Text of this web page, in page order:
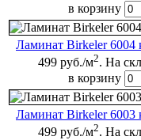
в корзину
Ламинат Birkeler 6004
499 руб./м2. На
в корзину
Ламинат Birkeler 6003
499 руб./м2. На